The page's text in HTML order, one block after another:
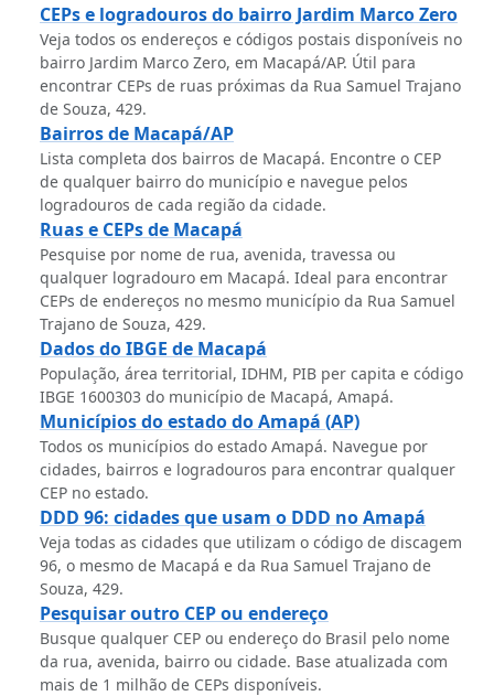
CEPs e logradouros do bairro Jardim Marco Zero
Veja todos os endereços e códigos postais disponíveis no
bairro Jardim Marco Zero, em Macapá/AP. Útil para
encontrar CEPs de ruas próximas da Rua Samuel Trajano
de Souza, 429.
Bairros de Macapá/AP
Lista completa dos bairros de Macapá. Encontre o CEP
de qualquer bairro do município e navegue pelos
logradouros de cada região da cidade.
Ruas e CEPs de Macapá
Pesquise por nome de rua, avenida, travessa ou
qualquer logradouro em Macapá. Ideal para encontrar
CEPs de endereços no mesmo município da Rua Samuel
Trajano de Souza, 429.
Dados do IBGE de Macapá
População, área territorial, IDHM, PIB per capita e código
IBGE 1600303 do município de Macapá, Amapá.
Municípios do estado do Amapá (AP)
Todos os municípios do estado Amapá. Navegue por
cidades, bairros e logradouros para encontrar qualquer
CEP no estado.
DDD 96: cidades que usam o DDD no Amapá
Veja todas as cidades que utilizam o código de discagem
96, o mesmo de Macapá e da Rua Samuel Trajano de
Souza, 429.
Pesquisar outro CEP ou endereço
Busque qualquer CEP ou endereço do Brasil pelo nome
da rua, avenida, bairro ou cidade. Base atualizada com
mais de 1 milhão de CEPs disponíveis.